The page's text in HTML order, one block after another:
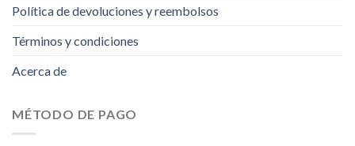
Política de devoluciones y reembolsos
Términos y condiciones
Acerca de
MÉTODO DE PAGO